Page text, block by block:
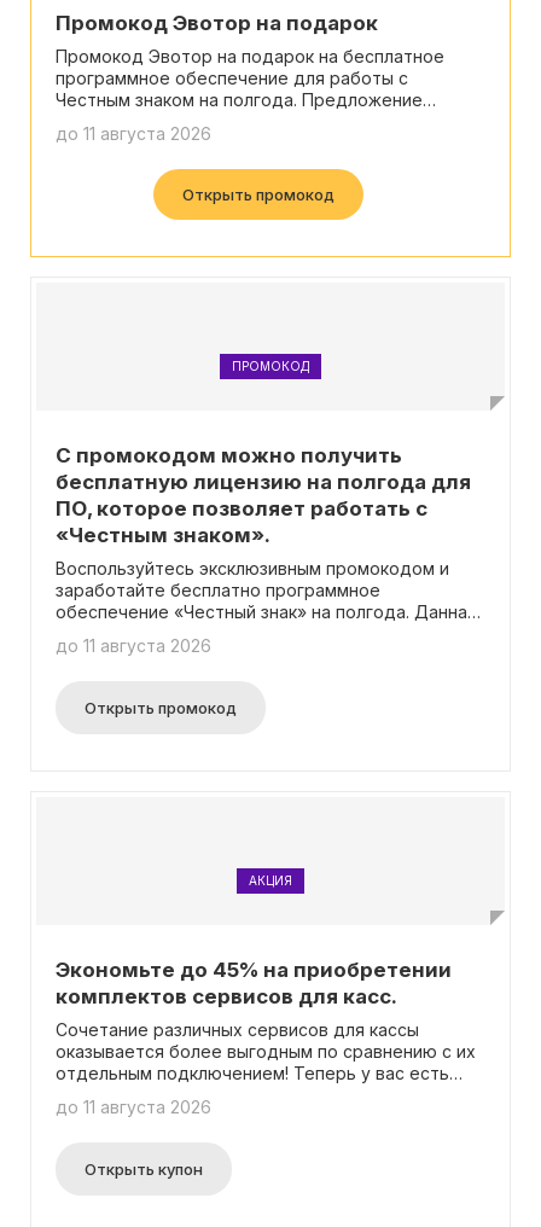
Промокод Эвотор на подарок
Промокод Эвотор на подарок на бесплатное
программное обеспечение для работы с
Честным знаком на полгода. Предложение
до 11 августа 2026
Открыть промокод
ПРОМОКОД
С промокодом можно получить
бесплатную лицензию на полгода для
ПО, которое позволяет работать с
«Честным знаком».
Воспользуйтесь эксклюзивным промокодом и
заработайте бесплатно программное
обеспечение «Честный знак» на полгода. Данная
кассового аппарата «Эвотор 6», который
маркированными товарами. Пользуйтесь этим
уникальным предложением и получите все
до 11 августа 2026
Открыть промокод
АКЦИЯ
Экономьте до 45% на приобретении
комплектов сервисов для касс.
Сочетание различных сервисов для кассы
оказывается более выгодным по сравнению с их
отдельным подключением! Теперь у вас есть
хотите настроить, и приобрести комплекты с
вы можете найти в разделе "Сервисы для
автоматизации бизнеса". Промокод не требуется
до 11 августа 2026
Открыть купон